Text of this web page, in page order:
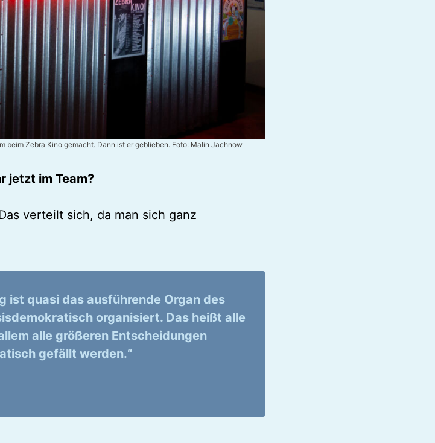
beim Zebra Kino gemacht. Dann ist er geblieben. Foto: Malin Jachnow
jetzt im Team?
verteilt sich, da man sich ganz
ist quasi das ausführende Organ des
organisiert. Das heißt alle
alle größeren Entscheidungen
gefällt werden.“